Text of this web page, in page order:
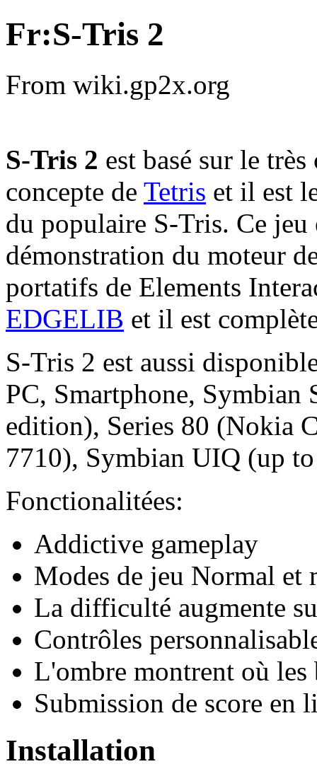
Fr:S-Tris 2
From wiki.gp2x.org
S-Tris 2 est basé sur le très
concepte de Tetris et il est
du populaire S-Tris. Ce jeu
démonstration du moteur
portatifs de Elements
EDGELIB et il est
S-Tris 2 est aussi
PC, Smartphone, Symbian
edition), Series 80 (Nokia
7710), Symbian UIQ (up
Fonctionalitées:
Addictive gameplay
Modes de jeu Normal et
La difficulté augmente
Contrôles
L'ombre montrent où
Submission de score
Installation